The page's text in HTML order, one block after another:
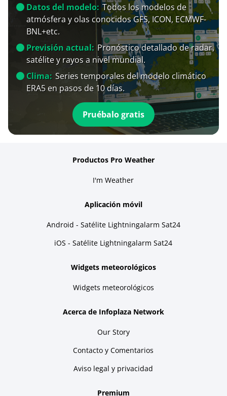
Datos del modelo: Todos los modelos de
atmósfera y olas conocidos GFS, ICON, ECMWF-
BNL+etc.
Previsión actual: Pronóstico detallado de radar,
satélite y rayos a nivel mundial.
Clima: Series temporales del modelo climático
ERA5 en pasos de 10 días.
Pruébalo gratis
Productos Pro Weather
I'm Weather
Aplicación móvil
Android - Satélite Lightningalarm Sat24
iOS - Satélite Lightningalarm Sat24
Widgets meteorológicos
Widgets meteorológicos
Acerca de Infoplaza Network
Our Story
Contacto y Comentarios
Aviso legal y privacidad
Premium